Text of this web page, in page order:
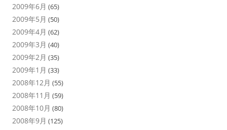
2009年6月 (65)
2009年5月 (50)
2009年4月 (62)
2009年3月 (40)
2009年2月 (35)
2009年1月 (33)
2008年12月 (55)
2008年11月 (59)
2008年10月 (80)
2008年9月 (125)